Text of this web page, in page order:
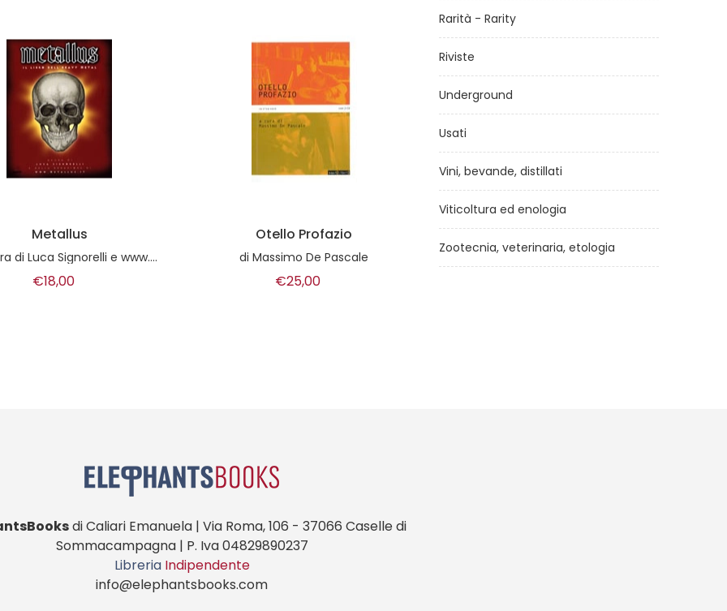
Otello Profazio
Massimo De Pascale
€25,00
Con la musica
diPietro Leveratto
€16,00
Rino Gaetano Live
di Emanuele Di Marco
Rarità - Rarity
Riviste
Underground
Usati
Vini, bevande, distillati
Viticoltura ed enologia
Zootecnia, veterinaria, etologia
di Caliari Emanuela | Via Roma, 106 - 37066 Caselle di
Sommacampagna | P. Iva 04829890237
Libreria Indipendente
info@elephantsbooks.com